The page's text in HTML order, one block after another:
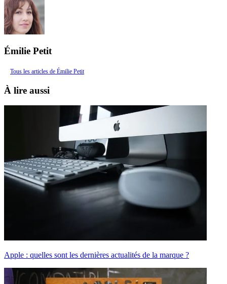
Émilie Petit
Tous les articles de Émilie Petit
À lire aussi
Apple : quelles sont les dernières actualités de la marque ?